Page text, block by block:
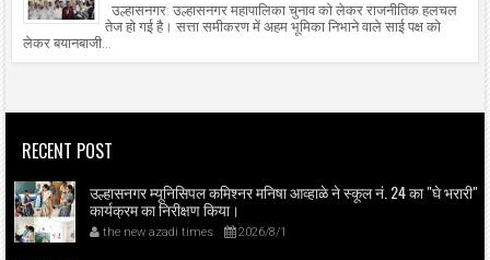
उल्हासनगर: उल्हासनगर महापालिका चुनाव को लेकर राजनीतिक हलचल
तेज हो गई है। सत्ता समीकरण में अहम भूमिका निभाने वाले साई पक्ष को
लेकर बयानबाजी...
RECENT POST
उल्हासनगर म्यूनिसिपल कमिश्नर मनिषा आव्हाळे ने स्कूल नं. 24 का "घे भरारी"
कार्यक्रम का निरीक्षण किया।
the new azadi times 2026/8/1